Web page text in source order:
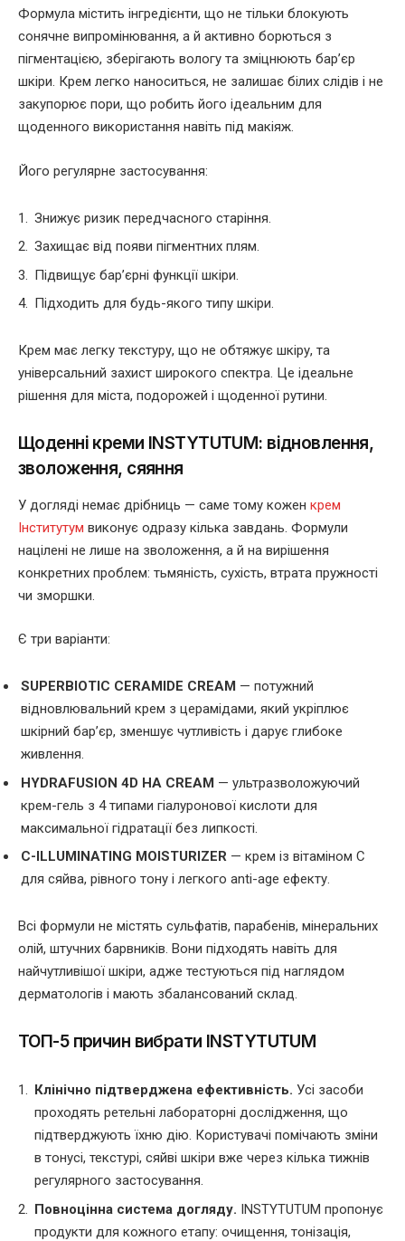
Формула містить інгредієнти, що не тільки блокують
сонячне випромінювання, а й активно борються з
пігментацією, зберігають вологу та зміцнюють бар’єр
шкіри. Крем легко наноситься, не залишає білих слідів і не
закупорює пори, що робить його ідеальним для
щоденного використання навіть під макіяж.
Його регулярне застосування:
Знижує ризик передчасного старіння.
Захищає від появи пігментних плям.
Підвищує бар’єрні функції шкіри.
Підходить для будь-якого типу шкіри.
Крем має легку текстуру, що не обтяжує шкіру, та
універсальний захист широкого спектра. Це ідеальне
рішення для міста, подорожей і щоденної рутини.
Щоденні креми INSTYTUTUM: відновлення,
зволоження, сяяння
У догляді немає дрібниць — саме тому кожен крем
Інститутум виконує одразу кілька завдань. Формули
націлені не лише на зволоження, а й на вирішення
конкретних проблем: тьмяність, сухість, втрата пружності
чи зморшки.
Є три варіанти:
SUPERBIOTIC CERAMIDE CREAM — потужний
відновлювальний крем з церамідами, який укріплює
шкірний бар’єр, зменшує чутливість і дарує глибоке
живлення.
HYDRAFUSION 4D HA CREAM — ультразволожуючий
крем-гель з 4 типами гіалуронової кислоти для
максимальної гідратації без липкості.
C-ILLUMINATING MOISTURIZER — крем із вітаміном С
для сяйва, рівного тону і легкого anti-age ефекту.
Всі формули не містять сульфатів, парабенів, мінеральних
олій, штучних барвників. Вони підходять навіть для
найчутливішої шкіри, адже тестуються під наглядом
дерматологів і мають збалансований склад.
ТОП-5 причин вибрати INSTYTUTUM
Клінічно підтверджена ефективність. Усі засоби
проходять ретельні лабораторні дослідження, що
підтверджують їхню дію. Користувачі помічають зміни
в тонусі, текстурі, сяйві шкіри вже через кілька тижнів
регулярного застосування.
Повноцінна система догляду. INSTYTUTUM пропонує
продукти для кожного етапу: очищення, тонізація,